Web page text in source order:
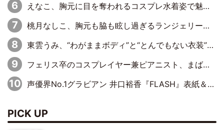
えなこ、胸元に目を奪われるコスプレ水着姿で魅了「群を抜く美しさと華やかさ」「えなこりんの千咲は破壊力がスゴい」
桃月なしこ、胸元も脇も眩し過ぎるランジェリー＆ビキニ姿を披露「なしこたそ最強」「セクシーでゴージャスで大きなボリューム」
東雲うみ、“わがままボディ”と“とんでもない衣装”で誘惑「パーフェクトなスタイル」「くびれがステキ」「やみつきになるボディ」
フェリス卒のコスプレイヤー兼ピアニスト、まばゆいばかりのグラビアショット
声優界No.1グラビアン 井口裕香『FLASH』表紙＆巻頭を飾る
PICK UP